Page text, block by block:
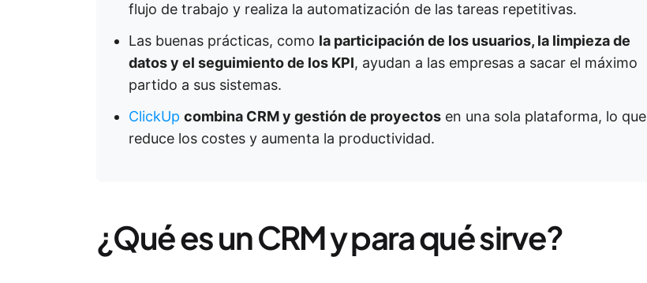
flujo de trabajo y realiza la automatización de las tareas repetitivas.
Las buenas prácticas, como la participación de los usuarios, la limpieza de
datos y el seguimiento de los KPI, ayudan a las empresas a sacar el máximo
partido a sus sistemas.
ClickUp combina CRM y gestión de proyectos en una sola plataforma, lo que
reduce los costes y aumenta la productividad.
¿Qué es un CRM y para qué sirve?